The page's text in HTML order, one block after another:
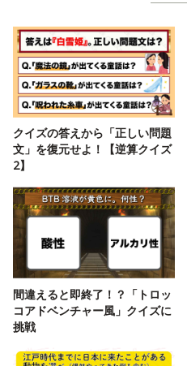
クイズの答えから「正しい問題
文」を復元せよ！【逆算クイズ
2】
間違えると即終了！？「トロッ
コアドベンチャー風」クイズに
挑戦